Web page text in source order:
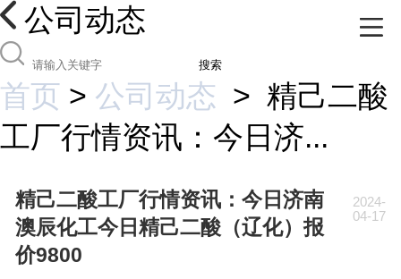
公司动态
搜索
首页 > 公司动态 > 精己二酸
工厂行情资讯：今日济...
精己二酸工厂行情资讯：今日济南
澳辰化工今日精己二酸（辽化）报
价9800
2024-
04-17